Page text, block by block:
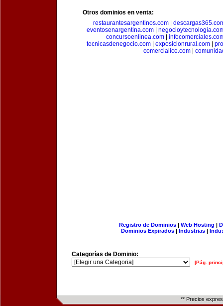
Otros dominios en venta:
restaurantesargentinos.com
eventosenargentina.com
concursoenlinea.com|
tecnicasdenegocio.com
exposicionrural.com
comercialice.com|
Registro de Dominios| Web Hosting |
Dominios Expirados | Industrias |
Categorías de Dominio:
[Pág.
** Precios